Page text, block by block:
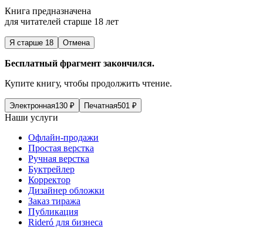
Книга предназначена
для читателей старше 18 лет
Я старше 18 Отмена
Бесплатный фрагмент закончился.
Купите книгу, чтобы продолжить чтение.
Электронная130 ₽ Печатная501 ₽
Наши услуги
Офлайн-продажи
Простая верстка
Ручная верстка
Буктрейлер
Корректор
Дизайнер обложки
Заказ тиража
Публикация
Rideró для бизнеса